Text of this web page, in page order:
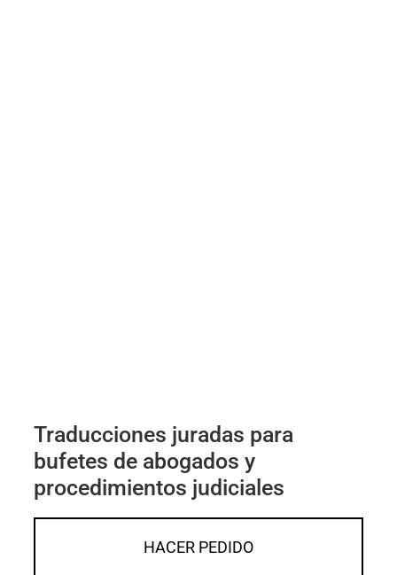
Traducciones juradas para
bufetes de abogados y
procedimientos judiciales
HACER PEDIDO